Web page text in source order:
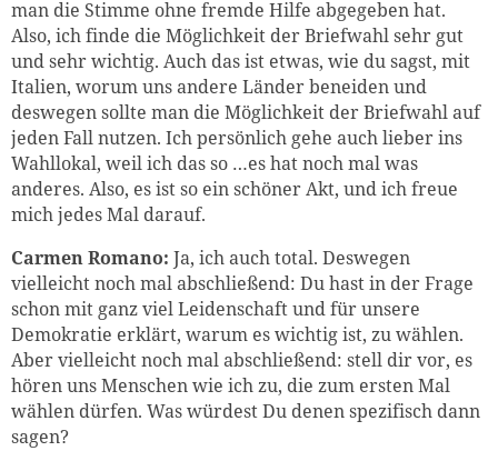
man die Stimme ohne fremde Hilfe abgegeben hat.
Also, ich finde die Möglichkeit der Briefwahl sehr gut
und sehr wichtig. Auch das ist etwas, wie du sagst, mit
Italien, worum uns andere Länder beneiden und
deswegen sollte man die Möglichkeit der Briefwahl auf
jeden Fall nutzen. Ich persönlich gehe auch lieber ins
Wahllokal, weil ich das so …es hat noch mal was
anderes. Also, es ist so ein schöner Akt, und ich freue
mich jedes Mal darauf.
Carmen Romano: Ja, ich auch total. Deswegen
vielleicht noch mal abschließend: Du hast in der Frage
schon mit ganz viel Leidenschaft und für unsere
Demokratie erklärt, warum es wichtig ist, zu wählen.
Aber vielleicht noch mal abschließend: stell dir vor, es
hören uns Menschen wie ich zu, die zum ersten Mal
wählen dürfen. Was würdest Du denen spezifisch dann
sagen?